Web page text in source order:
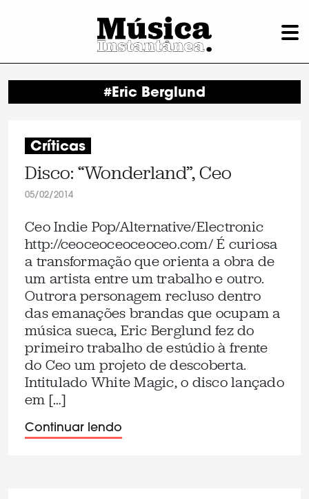
#Eric Berglund
Críticas
Disco: “Wonderland”, Ceo
05/02/2014
Ceo Indie Pop/Alternative/Electronic
http://ceoceoceoceoceo.com/ É curiosa
a transformação que orienta a obra de
um artista entre um trabalho e outro.
Outrora personagem recluso dentro
das emanações brandas que ocupam a
música sueca, Eric Berglund fez do
primeiro trabalho de estúdio à frente
do Ceo um projeto de descoberta.
Intitulado White Magic, o disco lançado
em […]
Continuar lendo